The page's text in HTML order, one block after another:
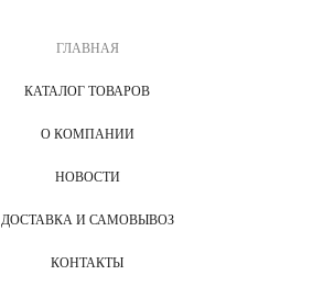
ГЛАВНАЯ
КАТАЛОГ ТОВАРОВ
О КОМПАНИИ
НОВОСТИ
ДОСТАВКА И САМОВЫВОЗ
КОНТАКТЫ